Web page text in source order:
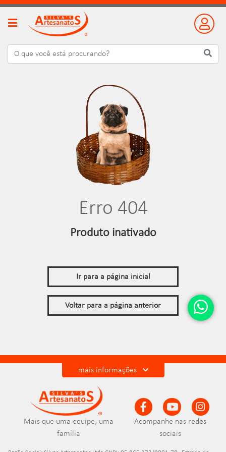
Erro 404
Produto inativado
Ir para a página inicial
Voltar para a página anterior
mais informações
Mais que uma equipe, uma
família
Acompanhe nas redes
sociais